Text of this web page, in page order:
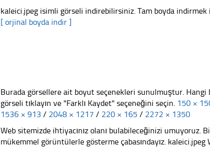
kaleici.jpeg isimli görseli indirebilirsiniz. Tam boyda indirmek
[ orjinal boyda indir ]
Burada görsellere ait boyut seçenekleri sunulmuştur.
görseli tıklayın ve "Farklı Kaydet" seçeneğini seçin. 150 ×
1536 × 913 / 2048 × 1217 / 220 × 165 / 2272 × 1350
Web sitemizde ihtiyacınız olanı bulabileceğinizi umuyoruz.
mükemmel görüntülerle gösterme çabasındayız.